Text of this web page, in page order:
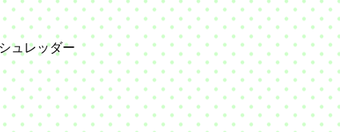
ュレッダー